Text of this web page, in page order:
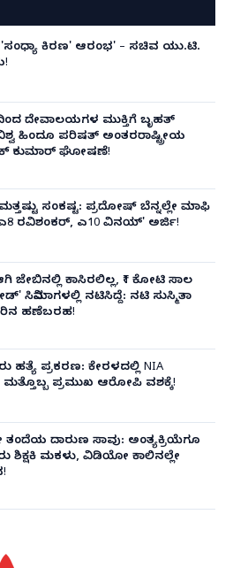
'ಸಂಧ್ಯಾ ಕಿರಣ' ಆರಂಭ' – ಸಚಿವ ಯು.ಟಿ.
ದೇವಾಲಯಗಳ ಮುಕ್ತಿಗೆ ಬೃಹತ್
ಹಿಂದೂ ಪರಿಷತ್ ಅಂತರರಾಷ್ಟ್ರೀಯ
ಕುಮಾರ್ ಘೋಷಣೆ!
ಸಂಕಷ್ಟ: ಪ್ರದೋಷ್ ಬೆನ್ನಲ್ಲೇ ಮಾಫಿ
'ಎ8 ರವಿಶಂಕರ್, ಎ10 ವಿನಯ್' ಅರ್ಜಿ!
ಜೇಬಿನಲ್ಲಿ ಕಾಸಿರಲಿಲ್ಲ, ₹1 ಕೋಟಿ ಸಾಲ
ಸಿನಿಮಾಗಳಲ್ಲಿ ನಟಿಸಿದ್ದೆ: ನಟಿ ಸುಸ್ಮಿತಾ
ಹಣೆಬರಹ!
ಹತ್ಯೆ ಪ್ರಕರಣ: ಕೇರಳದಲ್ಲಿ NIA
ಪ್ರಮುಖ ಆರೋಪಿ ವಶಕ್ಕೆ!
ತಂದೆಯ ದಾರುಣ ಸಾವು: ಅಂತ್ಯಕ್ರಿಯೆಗೂ
ಶಿಕ್ಷಕಿ ಮಕಳು, ವಿಡಿಯೋ ಕಾಲಿನಲ್ಲೇ